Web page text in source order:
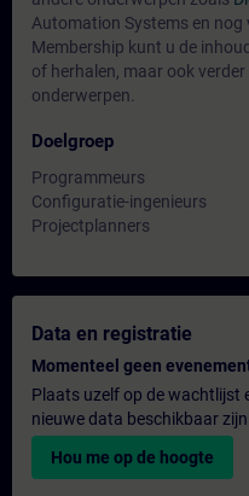
Automation Systems en nog
Membership kunt u de
of herhalen, maar ook
onderwerpen.
Doelgroep
Programmeurs
Configuratie-ingenieurs
Projectplanners
Data en registratie
Momenteel geen
Plaats uzelf op de wachtlijst
nieuwe data beschikbaar zijn.
Hou me op de hoogte